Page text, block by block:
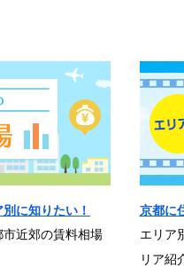
に知りたい！
近郊の賃料相場
京都に
エリア
リア紹